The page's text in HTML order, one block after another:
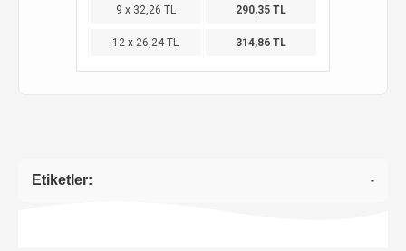
9 x 32,26 TL 290,35 TL
12 x 26,24 TL 314,86 TL
Etiketler: -